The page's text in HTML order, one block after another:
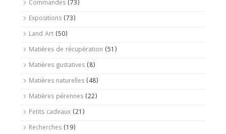
Commandes (73)
Expositions (73)
Land Art (50)
Matières de récupération (51)
Matières gustatives (8)
Matières naturelles (48)
Matières pérennes (22)
Petits cadeaux (21)
Recherches (19)